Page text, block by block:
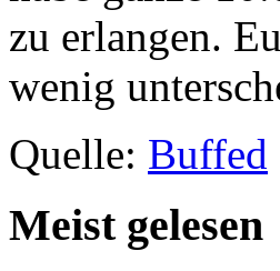
zu erlangen.
wenig
Quelle: Buffed
Meist gelesen